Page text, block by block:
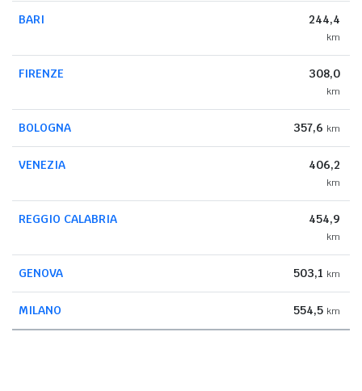
BARI 244,4
km
FIRENZE 308,0
km
BOLOGNA 357,6 km
VENEZIA 406,2
km
REGGIO CALABRIA 454,9
km
GENOVA 503,1 km
MILANO 554,5 km